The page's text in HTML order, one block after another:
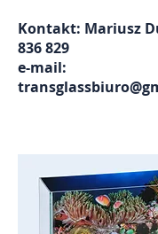
Kontakt: Mariusz
836 829
e-mail: